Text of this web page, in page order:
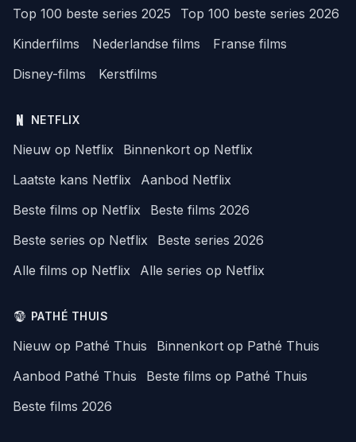
Top 100 beste series 2025
Top 100 beste series 2026
Kinderfilms
Nederlandse films
Franse films
Disney-films
Kerstfilms
NETFLIX
Nieuw op Netflix
Binnenkort op Netflix
Laatste kans Netflix
Aanbod Netflix
Beste films op Netflix
Beste films 2026
Beste series op Netflix
Beste series 2026
Alle films op Netflix
Alle series op Netflix
PATHÉ THUIS
Nieuw op Pathé Thuis
Binnenkort op Pathé Thuis
Aanbod Pathé Thuis
Beste films op Pathé Thuis
Beste films 2026